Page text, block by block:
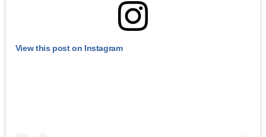
View this post on Instagram